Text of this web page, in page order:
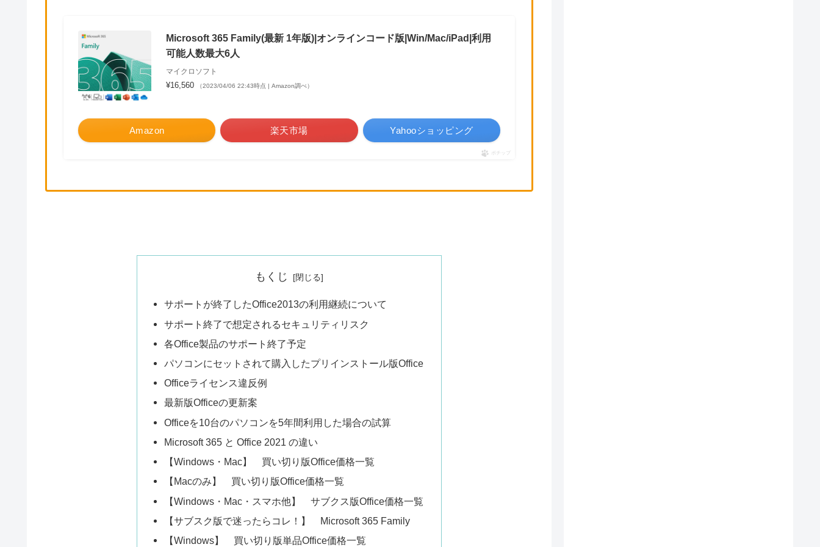
Microsoft 365 Family(最新 1年版)|オンラインコード版|Win/Mac/iPad|利用
可能人数最大6人
マイクロソフト
¥16,560 （2023/04/06 22:43時点 | Amazon調べ）
Amazon 楽天市場 Yahooショッピング
ポチップ
もくじ
サポートが終了したOffice2013の利用継続について
サポート終了で想定されるセキュリティリスク
各Office製品のサポート終了予定
パソコンにセットされて購入したプリインストール版Office
Officeライセンス違反例
最新版Officeの更新案
Officeを10台のパソコンを5年間利用した場合の試算
Microsoft 365 と Office 2021 の違い
【Windows・Mac】 買い切り版Office価格一覧
【Macのみ】 買い切り版Office価格一覧
【Windows・Mac・スマホ他】 サブクス版Office価格一覧
【サブスク版で迷ったらコレ！】 Microsoft 365 Family
【Windows】 買い切り版単品Office価格一覧